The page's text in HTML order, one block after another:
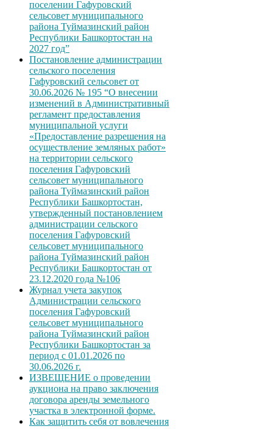
поселении Гафуровский
сельсовет муниципального
района Туймазинский район
Республики Башкортостан на
2027 год”
Постановление администрации
сельского поселения
Гафуровский сельсовет от
30.06.2026 № 195 “О внесении
изменений в Административный
регламент предоставления
муниципальной услуги
«Предоставление разрешения на
осуществление земляных работ»
на территории сельского
поселения Гафуровский
сельсовет муниципального
района Туймазинский район
Республики Башкортостан,
утвержденный постановлением
администрации сельского
поселения Гафуровский
сельсовет муниципального
района Туймазинский район
Республики Башкортостан от
23.12.2020 года №106
Журнал учета закупок
Администрации сельского
поселения Гафуровский
сельсовет муниципального
района Туймазинский район
Республики Башкортостан за
период с 01.01.2026 по
30.06.2026 г.
ИЗВЕЩЕНИЕ о проведении
аукциона на право заключения
договора аренды земельного
участка в электронной форме.
Как защитить себя от вовлечения